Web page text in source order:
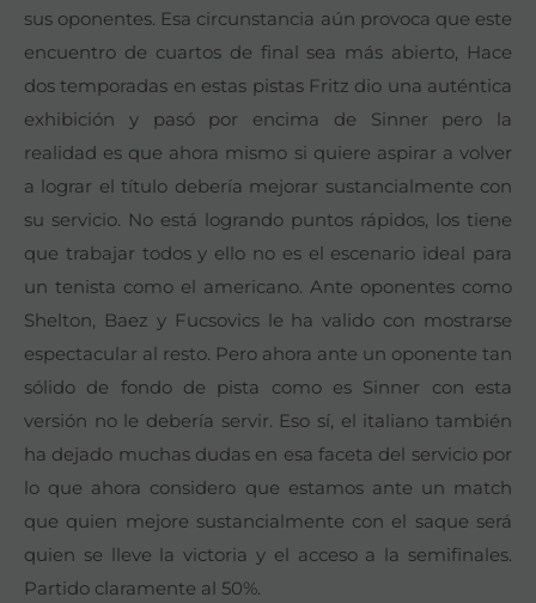
sus oponentes. Esa circunstancia aún provoca que este
encuentro de cuartos de final sea más abierto, Hace
dos temporadas en estas pistas Fritz dio una auténtica
exhibición y pasó por encima de Sinner pero la
realidad es que ahora mismo si quiere aspirar a volver
a lograr el título debería mejorar sustancialmente con
su servicio. No está logrando puntos rápidos, los tiene
que trabajar todos y ello no es el escenario ideal para
un tenista como el americano. Ante oponentes como
Shelton, Baez y Fucsovics le ha valido con mostrarse
espectacular al resto. Pero ahora ante un oponente tan
sólido de fondo de pista como es Sinner con esta
versión no le debería servir. Eso sí, el italiano también
ha dejado muchas dudas en esa faceta del servicio por
lo que ahora considero que estamos ante un match
que quien mejore sustancialmente con el saque será
quien se lleve la victoria y el acceso a la semifinales.
Partido claramente al 50%.